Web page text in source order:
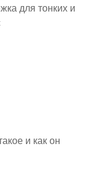
для тонких и
и как он